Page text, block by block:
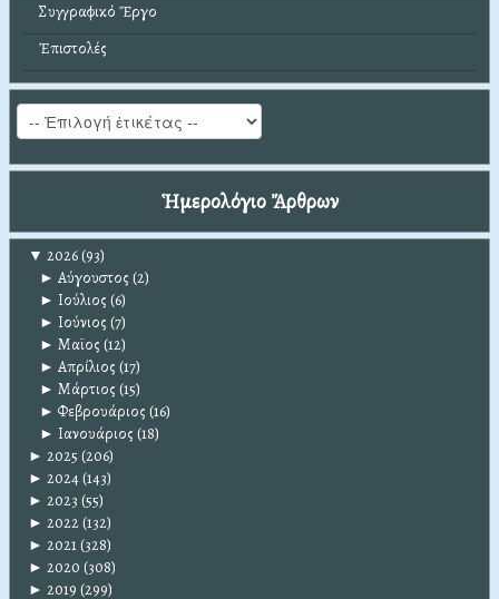
Συγγραφικό Ἔργο
Ἐπιστολές
Ἡμερολόγιο Ἄρθρων
▼ 2026(93)
► Αύγουστος (2)
► Ιούλιος (6)
► Ιούνιος (7)
► Μαϊος (12)
► Απρίλιος (17)
► Μάρτιος (15)
► Φεβρουάριος (16)
► Ιανουάριος (18)
► 2025 (206)
► 2024(143)
► 2023 (55)
► 2022(132)
► 2021(328)
► 2020 (308)
► 2019 (299)